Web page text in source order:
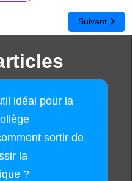
: comment sortir de la
Article
Suivant
idéal pour la
sortir de
la
?